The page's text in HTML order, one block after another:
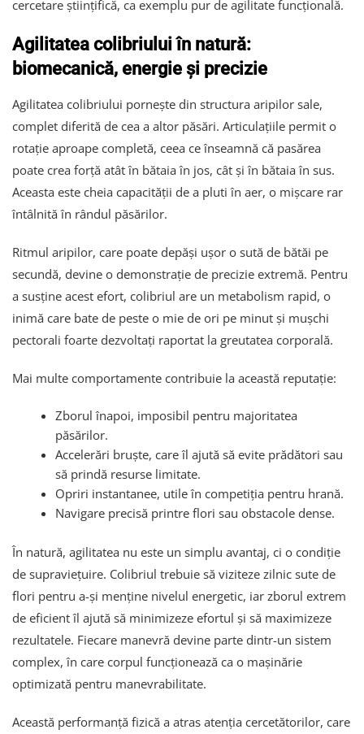
cercetare științifică, ca exemplu pur de agilitate funcțională.
Agilitatea colibriului în natură:
biomecanică, energie și precizie
Agilitatea colibriului pornește din structura aripilor sale,
complet diferită de cea a altor păsări. Articulațiile permit o
rotație aproape completă, ceea ce înseamnă că pasărea
poate crea forță atât în bătaia în jos, cât și în bătaia în sus.
Aceasta este cheia capacității de a pluti în aer, o mișcare rar
întâlnită în rândul păsărilor.
Ritmul aripilor, care poate depăși ușor o sută de bătăi pe
secundă, devine o demonstrație de precizie extremă. Pentru
a susține acest efort, colibriul are un metabolism rapid, o
inimă care bate de peste o mie de ori pe minut și mușchi
pectorali foarte dezvoltați raportat la greutatea corporală.
Mai multe comportamente contribuie la această reputație:
Zborul înapoi, imposibil pentru majoritatea
păsărilor.
Accelerări bruște, care îl ajută să evite prădători sau
să prindă resurse limitate.
Opriri instantanee, utile în competiția pentru hrană.
Navigare precisă printre flori sau obstacole dense.
În natură, agilitatea nu este un simplu avantaj, ci o condiție
de supraviețuire. Colibriul trebuie să viziteze zilnic sute de
flori pentru a-și menține nivelul energetic, iar zborul extrem
de eficient îl ajută să minimizeze efortul și să maximizeze
rezultatele. Fiecare manevră devine parte dintr-un sistem
complex, în care corpul funcționează ca o mașinărie
optimizată pentru manevrabilitate.
Această performanță fizică a atras atenția cercetătorilor, care